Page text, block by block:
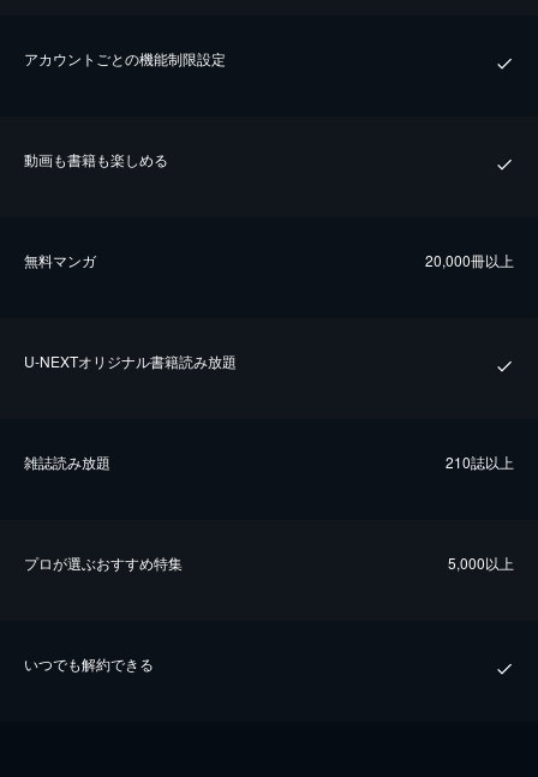
アカウントごとの機能制限設定
動画も書籍も楽しめる
無料マンガ 20,000冊以上
U-NEXTオリジナル書籍読み放題
雑誌読み放題 210誌以上
プロが選ぶおすすめ特集 5,000以上
いつでも解約できる